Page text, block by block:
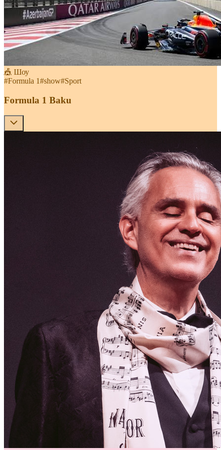
🎪 Шоу
#Formula 1#show#Sport
Formula 1 Baku